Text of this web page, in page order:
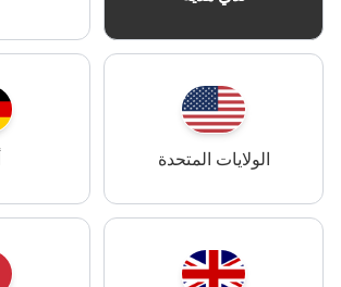
الولايات المتحدة